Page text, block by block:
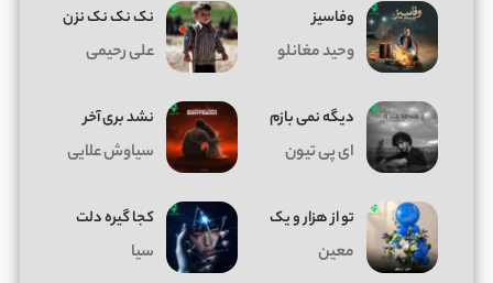
وفاسیز
وحید مغانلو
نک نک نک نزن
علی رحیمی
دیگه نمی بازم
ای پی تیون
نشد بری آخر
سیاوش علایی
تو از هزار و یک
معین
کجا گیره دلت
سیا